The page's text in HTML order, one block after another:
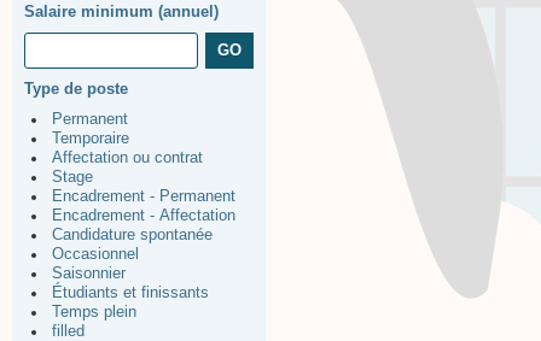
Salaire minimum (annuel)
Type de poste
Permanent
Temporaire
Affectation ou contrat
Stage
Encadrement - Permanent
Encadrement - Affectation
Candidature spontanée
Occasionnel
Saisonnier
Étudiants et finissants
Temps plein
filled